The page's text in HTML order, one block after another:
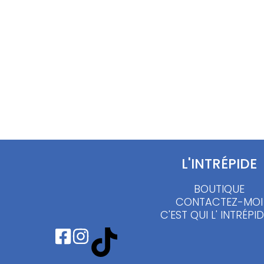
L'INTRÉPIDE
BOUTIQUE
CONTACTEZ-MOI
C'EST QUI L'